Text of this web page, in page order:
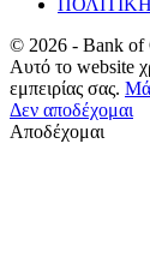
© 2026 - Bank of
Αυτό το website
εμπειρίας σας.
Δεν αποδέχομαι
Αποδέχομαι